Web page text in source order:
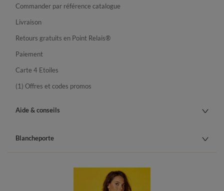
Commander par référence catalogue
Livraison
Retours gratuits en Point Relais®
Paiement
Carte 4 Etoiles
(1) Offres et codes promos
Aide & conseils
Blancheporte